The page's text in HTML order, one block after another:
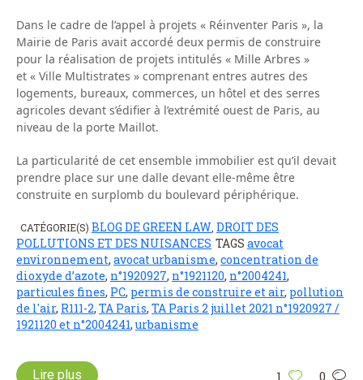
Dans le cadre de l’appel à projets « Réinventer Paris », la
Mairie de Paris avait accordé deux permis de construire
pour la réalisation de projets intitulés « Mille Arbres »
et « Ville Multistrates » comprenant entres autres des
logements, bureaux, commerces, un hôtel et des serres
agricoles devant s’édifier à l’extrémité ouest de Paris, au
niveau de la porte Maillot.
La particularité de cet ensemble immobilier est qu’il devait
prendre place sur une dalle devant elle-même être
construite en surplomb du boulevard périphérique.
CATÉGORIE(S) BLOG DE GREEN LAW DROIT DES
POLLUTIONS ET DES NUISANCES TAGS avocat
environnement, avocat urbanisme, concentration de
dioxyde d’azote, n°1920927, n°1921120, n°2004241,
particules fines, PC, permis de construire et air, pollution
de l'air, R111-2, TA Paris, TA Paris 2 juillet 2021 n°1920927 /
1921120 et n°2004241,urbanisme
1 0
Lire plus